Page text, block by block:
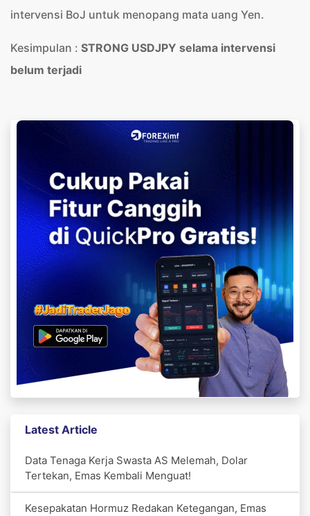
intervensi BoJ untuk menopang mata uang Yen.
Kesimpulan : STRONG USDJPY selama intervensi
belum terjadi
Latest Article
Data Tenaga Kerja Swasta AS Melemah, Dolar
Tertekan, Emas Kembali Menguat!
Kesepakatan Hormuz Redakan Ketegangan, Emas